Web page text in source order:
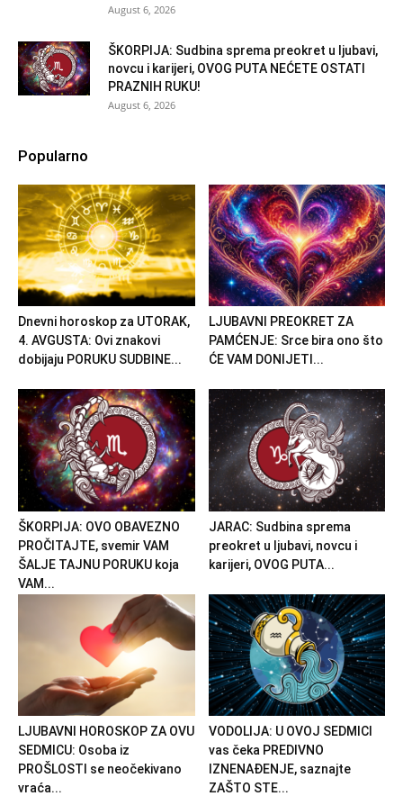
August 6, 2026
ŠKORPIJA: Sudbina sprema preokret u ljubavi,
novcu i karijeri, OVOG PUTA NEĆETE OSTATI
PRAZNIH RUKU!
August 6, 2026
Popularno
Dnevni horoskop za UTORAK,
4. AVGUSTA: Ovi znakovi
dobijaju PORUKU SUDBINE...
LJUBAVNI PREOKRET ZA
PAMĆENJE: Srce bira ono što
ĆE VAM DONIJETI...
ŠKORPIJA: OVO OBAVEZNO
PROČITAJTE, svemir VAM
ŠALJE TAJNU PORUKU koja
VAM...
JARAC: Sudbina sprema
preokret u ljubavi, novcu i
karijeri, OVOG PUTA...
LJUBAVNI HOROSKOP ZA OVU
SEDMICU: Osoba iz
PROŠLOSTI se neočekivano
vraća...
VODOLIJA: U OVOJ SEDMICI
vas čeka PREDIVNO
IZNENAĐENJE, saznajte
ZAŠTO STE...